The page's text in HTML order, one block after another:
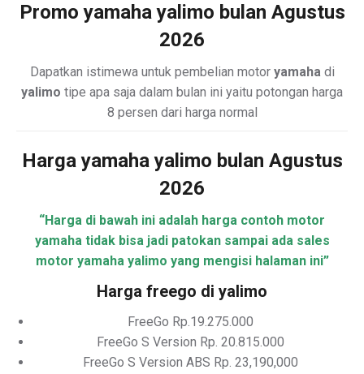
Promo yamaha yalimo bulan Agustus
2026
Dapatkan istimewa untuk pembelian motor yamahadi
yalimo tipe apa saja dalam bulan ini yaitu potongan harga
8 persen dari harga normal
Harga yamaha yalimo bulan Agustus
2026
“Harga di bawah ini adalah harga contoh motor
yamaha tidak bisa jadi patokan sampai ada sales
motor yamaha yalimo yang mengisi halaman ini”
Harga freego di yalimo
FreeGo Rp.19.275.000
FreeGo S Version Rp. 20.815.000
FreeGo S Version ABS Rp. 23,190,000